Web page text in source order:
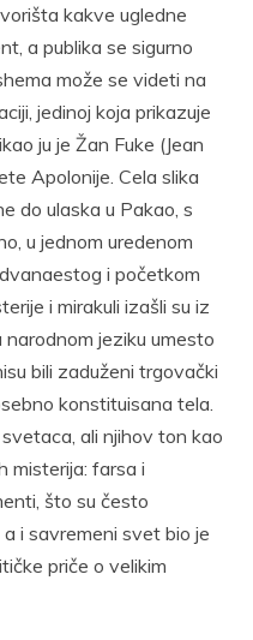
kakve ugledne
a publika se sigurno
može se videti na
jedinoj koja prikazuje
ju je Žan Fuke (Jean
Apolonije. Cela slika
do ulaska u Pakao, s
u jednom uredenom
i početkom
i mirakuli izašli su iz
jeziku umesto
bili zaduženi trgovački
konstituisana tela.
ali njihov ton kao
misterija: farsa i
što su često
i savremeni svet bio je
priče o velikim